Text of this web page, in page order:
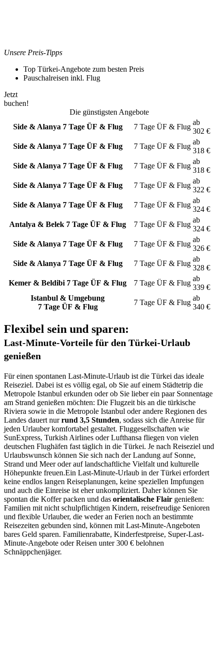
Unsere Preis-Tipps
Top Türkei-Angebote zum besten Preis
Pauschalreisen inkl. Flug
Jetzt
buchen!
Die günstigsten Angebote
Side & Alanya 7 Tage ÜF & Flug 7 Tage ÜF & Flug
ab
302 €
Side & Alanya 7 Tage ÜF & Flug 7 Tage ÜF & Flug
ab
318 €
Side & Alanya 7 Tage ÜF & Flug 7 Tage ÜF & Flug
ab
318 €
Side & Alanya 7 Tage ÜF & Flug 7 Tage ÜF & Flug
ab
322 €
Side & Alanya 7 Tage ÜF & Flug 7 Tage ÜF & Flug
ab
324 €
Antalya & Belek 7 Tage ÜF & Flug 7 Tage ÜF & Flug
ab
324 €
Side & Alanya 7 Tage ÜF & Flug 7 Tage ÜF & Flug
ab
326 €
Side & Alanya 7 Tage ÜF & Flug 7 Tage ÜF & Flug
ab
328 €
Kemer & Beldibi 7 Tage ÜF & Flug 7 Tage ÜF & Flug
ab
339 €
Istanbul & Umgebung
7 Tage ÜF & Flug
7 Tage ÜF & Flug
ab
340 €
Flexibel sein und sparen:
Last-Minute-Vorteile für den Türkei-Urlaub
genießen
Für einen spontanen Last-Minute-Urlaub ist die Türkei das ideale
Reiseziel. Dabei ist es völlig egal, ob Sie auf einem Städtetrip die
Metropole Istanbul erkunden oder ob Sie lieber ein paar Sonnentage
am Strand genießen möchten: Die Flugzeit bis an die türkische
Riviera sowie in die Metropole Istanbul oder andere Regionen des
Landes dauert nurrund 3,5 Stunden, sodass sich die Anreise für
jeden Urlauber komfortabel gestaltet. Fluggesellschaften wie
SunExpress, Turkish Airlines oder Lufthansa fliegen von vielen
deutschen Flughäfen fast täglich in die Türkei. Je nach Reiseziel und
Urlaubswunsch können Sie sich nach der Landung auf Sonne,
Strand und Meer oder auf landschaftliche Vielfalt und kulturelle
Höhepunkte freuen.Ein Last-Minute-Urlaub in der Türkei erfordert
keine endlos langen Reiseplanungen, keine speziellen Impfungen
und auch die Einreise ist eher unkompliziert. Daher können Sie
spontan die Koffer packen und das orientalische Flair genießen:
Familien mit nicht schulpflichtigen Kindern, reisefreudige Senioren
und flexible Urlauber, die weder an Ferien noch an bestimmte
Reisezeiten gebunden sind, können mit Last-Minute-Angeboten
bares Geld sparen. Familienrabatte, Kinderfestpreise, Super-Last-
Minute-Angebote oder Reisen unter 300 € belohnen
Schnäppchenjäger.